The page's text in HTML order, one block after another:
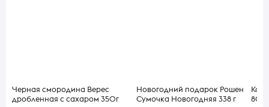
Черная смородина Верес
дробленная с сахаром 350г
Новогодний подарок Рошен
Сумочка Новогодняя 338 г
80г